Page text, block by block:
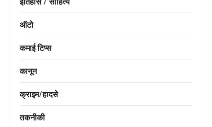
ऑटो
कमाई टिप्स
कानून
क्राइम/हादसे
तकनीकी